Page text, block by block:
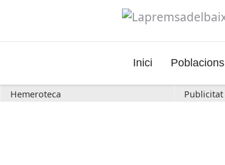
Inici Poblacions
Hemeroteca Publicitat